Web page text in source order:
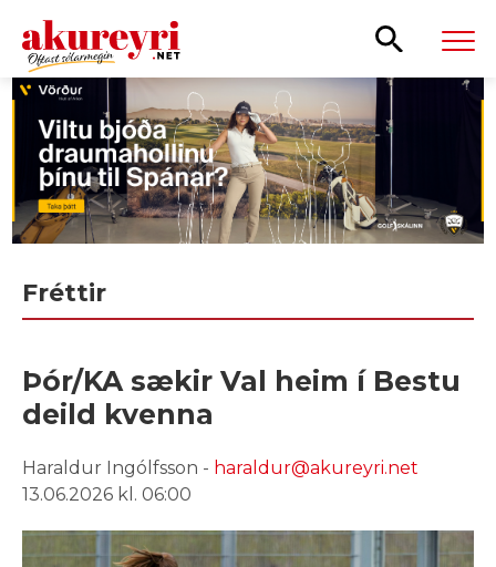
Leita
Fréttir
Þór/KA sækir Val heim í Bestu
deild kvenna
Haraldur Ingólfsson - haraldur@akureyri.net
13.06.2026 kl. 06:00